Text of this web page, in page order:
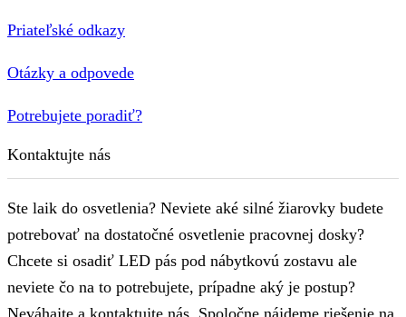
Priateľské odkazy
Otázky a odpovede
Potrebujete poradiť?
Kontaktujte nás
Ste laik do osvetlenia? Neviete aké silné žiarovky budete
potrebovať na dostatočné osvetlenie pracovnej dosky?
Chcete si osadiť LED pás pod nábytkovú zostavu ale
neviete čo na to potrebujete, prípadne aký je postup?